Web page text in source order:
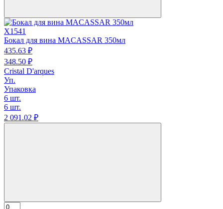
X1541
Бокал для вина MACASSAR 350мл
435.63 ₽
348.50 ₽
Cristal D'arques
Уп.
Упаковка
6 шт.
6 шт.
2 091.02 ₽